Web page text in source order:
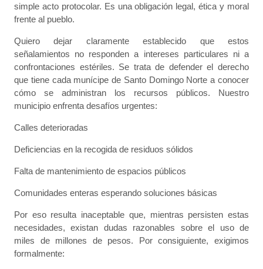
simple acto protocolar. Es una obligación legal, ética y moral
frente al pueblo.
​Quiero dejar claramente establecido que estos
señalamientos no responden a intereses particulares ni a
confrontaciones estériles. Se trata de defender el derecho
que tiene cada munícipe de Santo Domingo Norte a conocer
cómo se administran los recursos públicos. Nuestro
municipio enfrenta desafíos urgentes:
​Calles deterioradas
​Deficiencias en la recogida de residuos sólidos
​Falta de mantenimiento de espacios públicos
​Comunidades enteras esperando soluciones básicas
​Por eso resulta inaceptable que, mientras persisten estas
necesidades, existan dudas razonables sobre el uso de
miles de millones de pesos. Por consiguiente, exigimos
formalmente: